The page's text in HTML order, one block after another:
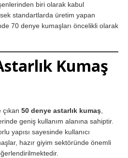
biri olarak kabul
standartlarda üretim yapan
70 denye kumaşları öncelikli olarak
Kumaş
çıkan 50 denye astarlık kumaş,
geniş kullanım alanına sahiptir.
yapısı sayesinde kullanıcı
hazır giyim sektöründe önemli